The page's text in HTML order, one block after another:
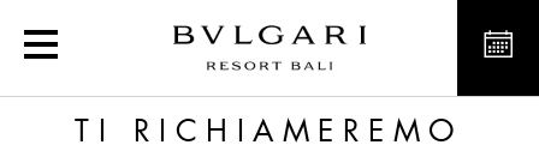
Bvlgari Resort Bali
TI RICHIAMEREMO